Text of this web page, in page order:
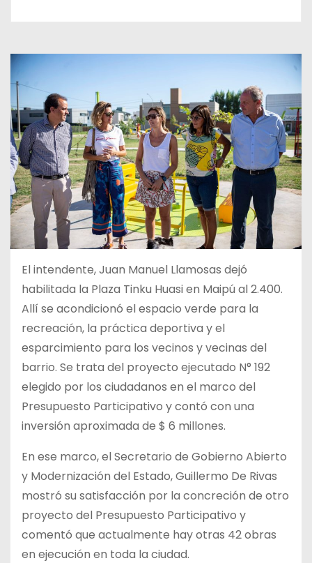
El intendente, Juan Manuel Llamosas dejó
habilitada la Plaza Tinku Huasi en Maipú al 2.400.
Allí se acondicionó el espacio verde para la
recreación, la práctica deportiva y el
esparcimiento para los vecinos y vecinas del
barrio. Se trata del proyecto ejecutado N° 192
elegido por los ciudadanos en el marco del
Presupuesto Participativo y contó con una
inversión aproximada de $ 6 millones.
En ese marco, el Secretario de Gobierno Abierto
y Modernización del Estado, Guillermo De Rivas
mostró su satisfacción por la concreción de otro
proyecto del Presupuesto Participativo y
comentó que actualmente hay otras 42 obras
en ejecución en toda la ciudad.